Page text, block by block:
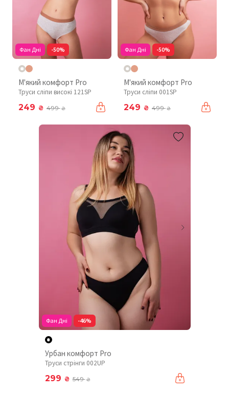
Фан Дні -50%
М'який комфорт Pro
Труси сліпи високі 121SP
249 ₴ 499₴
Фан Дні -50%
М'який комфорт Pro
Труси сліпи 001SP
249 ₴ 499₴
Фан Дні -46%
Урбан комфорт Pro
Труси стрінги 002UP
299 ₴ 549₴